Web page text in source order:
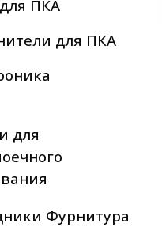
ПКА
для ПКА
для
Фурнитура